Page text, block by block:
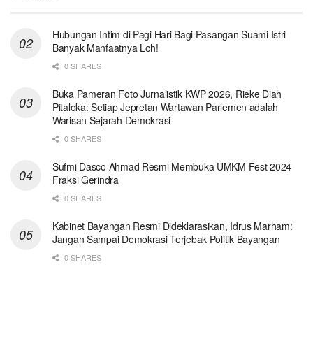
Hubungan Intim di Pagi Hari Bagi Pasangan Suami Istri
Banyak Manfaatnya Loh!
0 SHARES
Buka Pameran Foto Jurnalistik KWP 2026, Rieke Diah
Pitaloka: Setiap Jepretan Wartawan Parlemen adalah
Warisan Sejarah Demokrasi
0 SHARES
Sufmi Dasco Ahmad Resmi Membuka UMKM Fest 2024
Fraksi Gerindra
0 SHARES
Kabinet Bayangan Resmi Dideklarasikan, Idrus Marham:
Jangan Sampai Demokrasi Terjebak Politik Bayangan
0 SHARES